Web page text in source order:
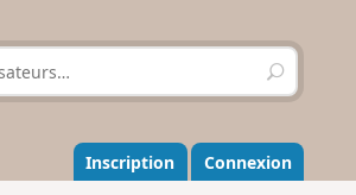
R
e
h
e
r
Inscription Connexion